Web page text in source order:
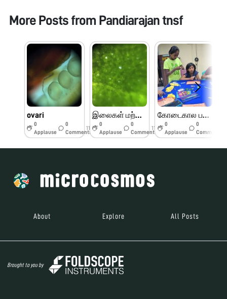
More Posts from Pandiarajan tnsf
ovari
0
Applause
0
Comments
11w
இலைகள் மற்றும் பூக்களின் பாகங்கள்
0
Applause
0
Comments
11w
கோடைகால பயிற்சி முகாம் பெரியார் அறிவியல் மையம்
0
Applause
0
Comments
About Explore All Posts
Brought to you by